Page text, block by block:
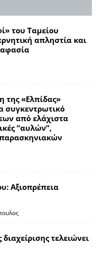
του Ταμείου
απληστία και
αφασία
της «Ελπίδας»
συγκεντρωτικό
από ελάχιστα
“αυλών”,
Αξιοπρέπεια
τελειώνει